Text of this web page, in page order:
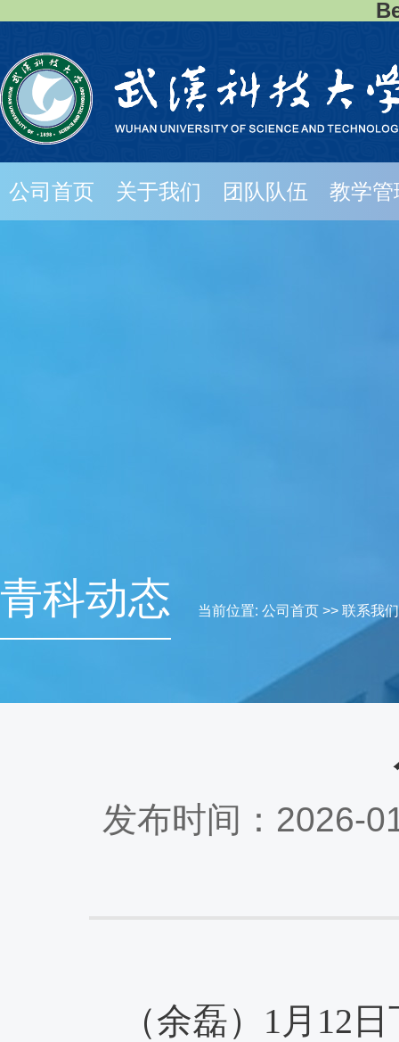
公司首页 关于我们 团队队伍 教学管
青科动态 当前位置: 公司首页 >> 联系我们
发布时间：2026-
（余磊）1月12